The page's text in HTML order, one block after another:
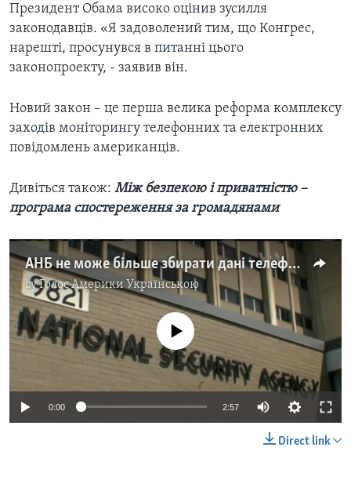
Президент Обама високо оцінив зусилля
законодавців. «Я задоволений тим, що Конгрес,
нарешті, просунувся в питанні цього
законопроекту, - заявив він.
Новий закон – це перша велика реформа комплексу
заходів моніторингу телефонних та електронних
повідомлень американців.
Дивіться також: Між безпекою і приватністю –
програма спостереження за громадянами
АНБ не може більше збирати дані телефонних розмов. Відео
byГолос Америки Українською
No media source currently available
0:00 2:57
Direct link